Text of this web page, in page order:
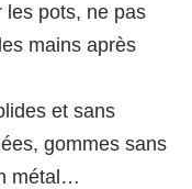
les pots, ne pas
mains après
et sans
gommes sans
métal…